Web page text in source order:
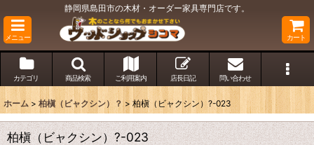
静岡県島田市の木材・オーダー家具専門店です。
メニュー カート
カテゴリ 商品検索 ご利用案内 店長日記 問い合わせ
ホーム > 柏槇（ビャクシン）？ > 柏槇（ビャクシン）?-023
柏槇（ビャクシン）?-023